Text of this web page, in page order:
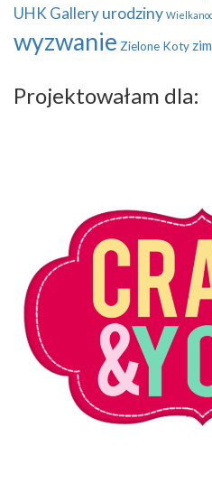
UHK Galleryurodziny Wielkanoc
wyzwanie Zielone Koty
Projektowałam dla: